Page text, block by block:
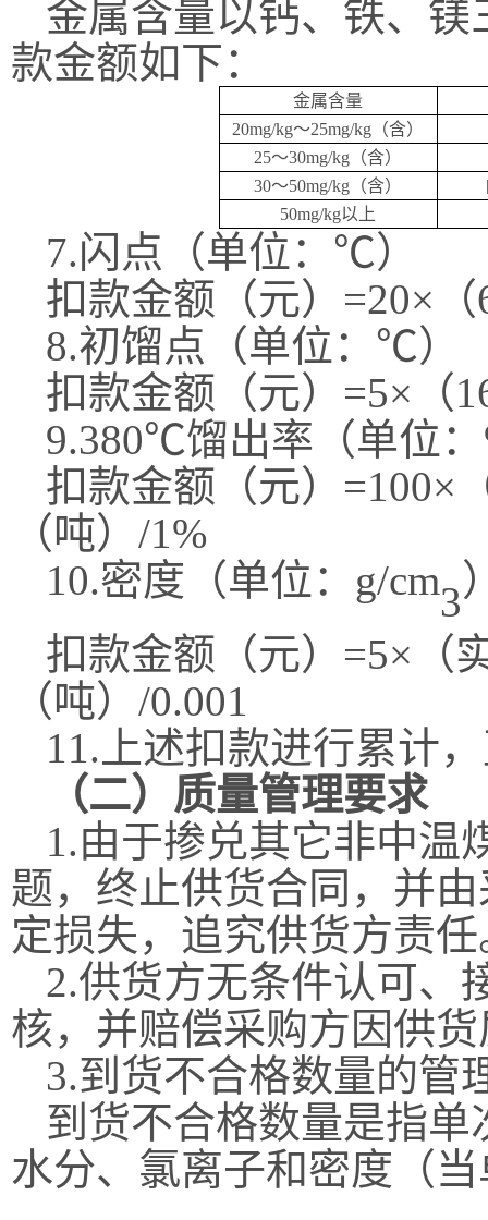
金属含量以钙、铁、
款金额如下：
金属含量
20mg/kg～25mg/kg（含）
25～30mg/kg（含）
30～50mg/kg（含）
50mg/kg以上
7.闪点（单位：℃）
扣款金额（元） =20×
8.初馏点（单位：℃）
扣款金额（元） =5×（
9.380℃馏出率（单位
扣款金额（元） =100×
（吨）/1%
10.密度（单位： g/cm3
扣款金额（元） =5×（
（吨）/0.001
11.上述扣款进行累计
（二）质量管理要求
1.由于掺兑其它非中温
题， 终止供货合同，并由
定损失，追究供货方责任
2.供货方无条件认可、
核，并赔偿采购方因供
3.到货不合格数量的管
到货不合格数量是指
水分、氯离子和密度 （